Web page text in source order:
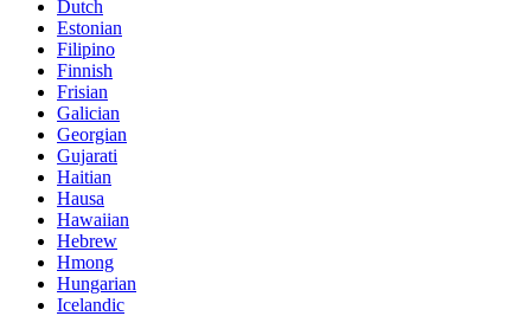
Dutch
Estonian
Filipino
Finnish
Frisian
Galician
Georgian
Gujarati
Haitian
Hausa
Hawaiian
Hebrew
Hmong
Hungarian
Icelandic